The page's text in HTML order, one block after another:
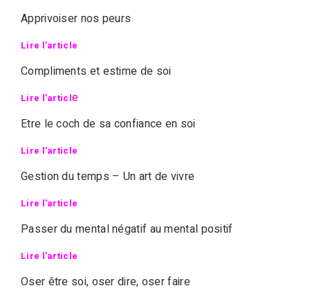
Apprivoiser nos peurs
Lire l’article
Compliments et estime de soi
Lire l’article
Etre le coch de sa confiance en soi
Lire l’article
Gestion du temps – Un art de vivre
Lire l’article
Passer du mental négatif au mental positif
Lire l’article
Oser être soi, oser dire, oser faire